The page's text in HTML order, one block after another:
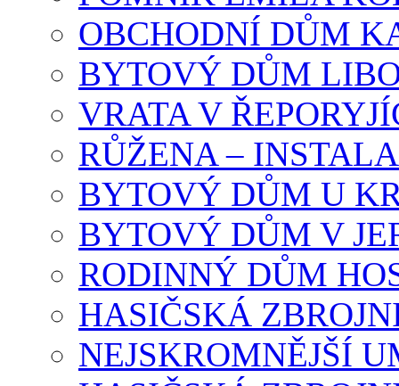
OBCHODNÍ DŮM
BYTOVÝ DŮM
VRATA V
RŮŽENA –
BYTOVÝ DŮM U
BYTOVÝ DŮM V
RODINNÝ DŮM
HASIČSKÁ
NEJSKROMNĚJŠÍ